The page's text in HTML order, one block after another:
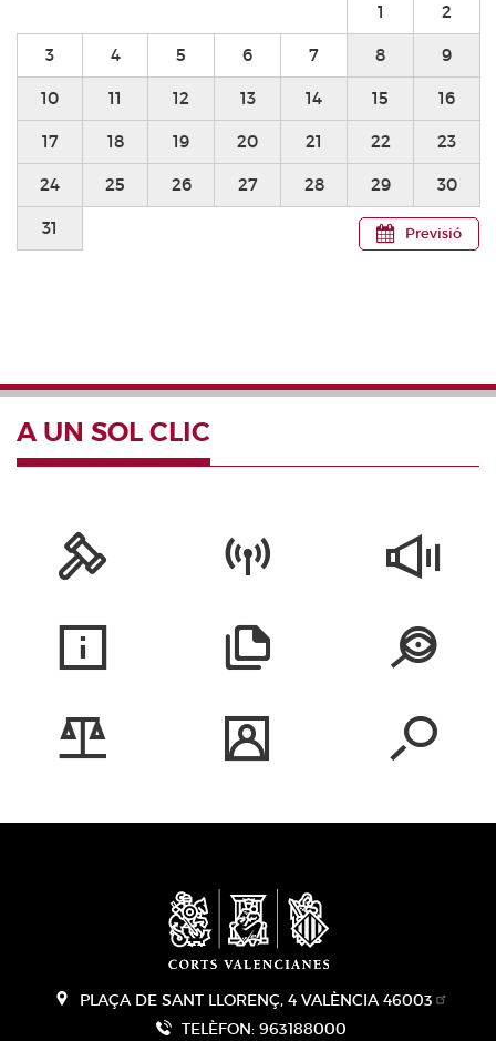
Previsió
1 2
3 4 5 6 7 8 9
10 11 12 13 14 15 16
17 18 19 20 21 22 23
24 25 26 27 28 29 30
31
A UN SOL CLIC
PLAÇA DE SANT LLORENÇ, 4 VALÈNCIA 46003
TELÈFON: 963188000